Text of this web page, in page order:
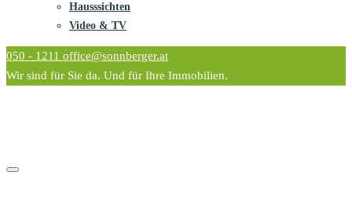
Hausssichten
Video & TV
050 - 1211 office@sonnberger.at
Wir sind für Sie da. Und für Ihre Immobilien.